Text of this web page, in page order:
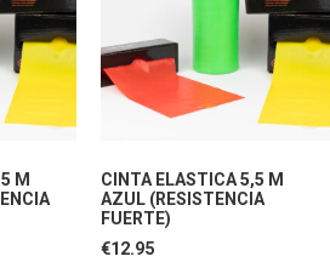
M
CINTA ELASTICA 5,5 M
AZUL (RESISTENCIA
FUERTE)
€12.95